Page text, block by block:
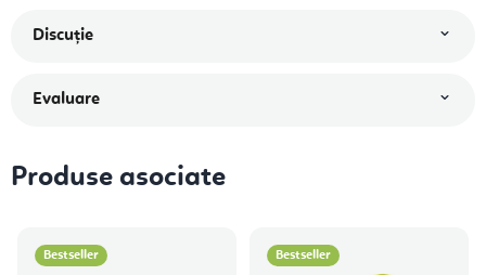
Discuţie
Evaluare
Produse asociate
Bestseller Bestseller